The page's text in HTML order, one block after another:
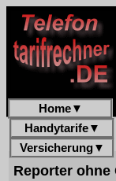
Home▼
Handytarife▼
Versicherung▼
Reporter